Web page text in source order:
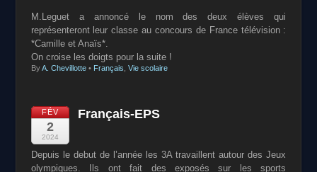
M.Leguet a annoncé le nom des deux élèves qui
représenteront leur classe au concours de France télévision :
*Camille et Anaïs*.
On croise les doigts pour la suite !
ByA. Chevillotte• Français Vie scolaire
FÉV
2
2024
Français-EPS
Depuis le debut de l’année les 3A travaillent autour des Jeux
olympiques. Ils ont fait des exposés sur les sports